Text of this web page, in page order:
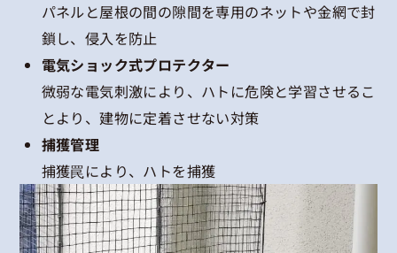
パネルと屋根の間の隙間を専用のネットや金網で封
鎖し、侵入を防止
電気ショック式プロテクター
微弱な電気刺激により、ハトに危険と学習させるこ
とより、建物に定着させない対策
捕獲管理
捕獲罠により、ハトを捕獲